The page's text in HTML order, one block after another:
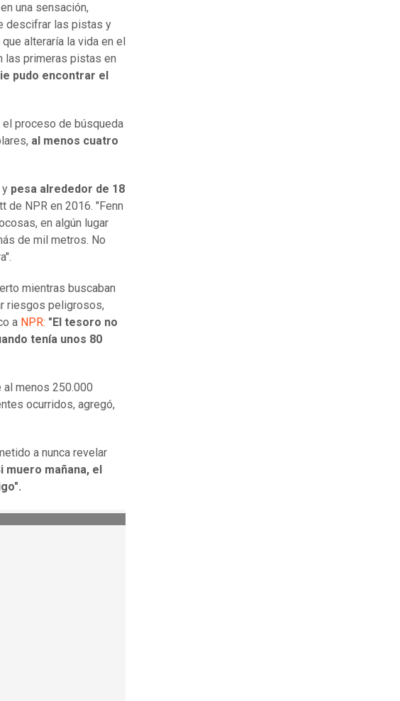
una sensación,
descifrar las pistas y
alteraría la vida en el
las primeras pistas en
pudo encontrar el
el proceso de búsqueda
al menos cuatro
y pesa alrededor de 18
de NPR en 2016. "Fenn
en algún lugar
de mil metros. No
mientras buscaban
riesgos peligrosos,
a NPR: "El tesoro no
tenía unos 80
menos 250.000
ocurridos, agregó,
a nunca revelar
muero mañana, el